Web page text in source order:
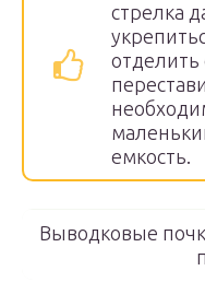
стрелка
отделить
емкость.
Выводковые